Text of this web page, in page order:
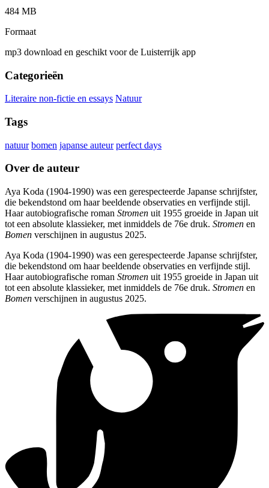
484 MB
Formaat
mp3 download en geschikt voor de Luisterrijk app
Categorieën
Literaire non-fictie en essays Natuur
Tags
natuur bomen japanse auteur perfect days
Over de auteur
Aya Koda (1904-1990) was een gerespecteerde Japanse schrijfster,
die bekendstond om haar beeldende observaties en verfijnde stijl.
Haar autobiografische roman Stromen uit 1955 groeide in Japan uit
tot een absolute klassieker, met inmiddels de 76e druk. Stromen en
Bomen verschijnen in augustus 2025.
Aya Koda (1904-1990) was een gerespecteerde Japanse schrijfster,
die bekendstond om haar beeldende observaties en verfijnde stijl.
Haar autobiografische roman Stromen uit 1955 groeide in Japan uit
tot een absolute klassieker, met inmiddels de 76e druk. Stromen en
Bomen verschijnen in augustus 2025.